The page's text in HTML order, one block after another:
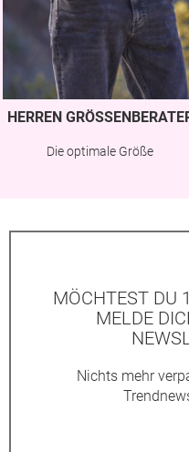
HERREN GRÖSSENBERATER
Die optimale Größe
MÖCHTEST DU
MELDE
Nichts mehr